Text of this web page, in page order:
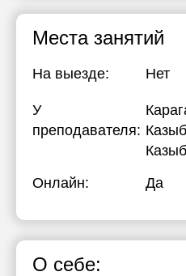
Места занятий
На выезде: Нет
У
преподавателя:
Онлайн:
Да
О себе: